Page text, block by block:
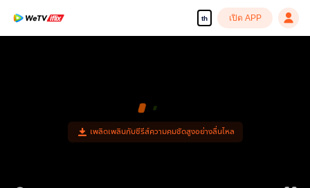
th เปิด APP
เพลิดเพลินกับซีรีส์ความคมชัดสูงอย่างลื่นไหล